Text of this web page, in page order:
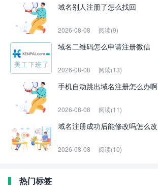
域名别人注册了怎么找回
2026-08-08 阅读(9)
域名二维码怎么申请注册微信
2026-08-08 阅读(13)
手机自动跳出域名注册怎么办啊
2026-08-08 阅读(11)
域名注册成功后能修改吗怎么改
2026-08-08 阅读(10)
热门标签